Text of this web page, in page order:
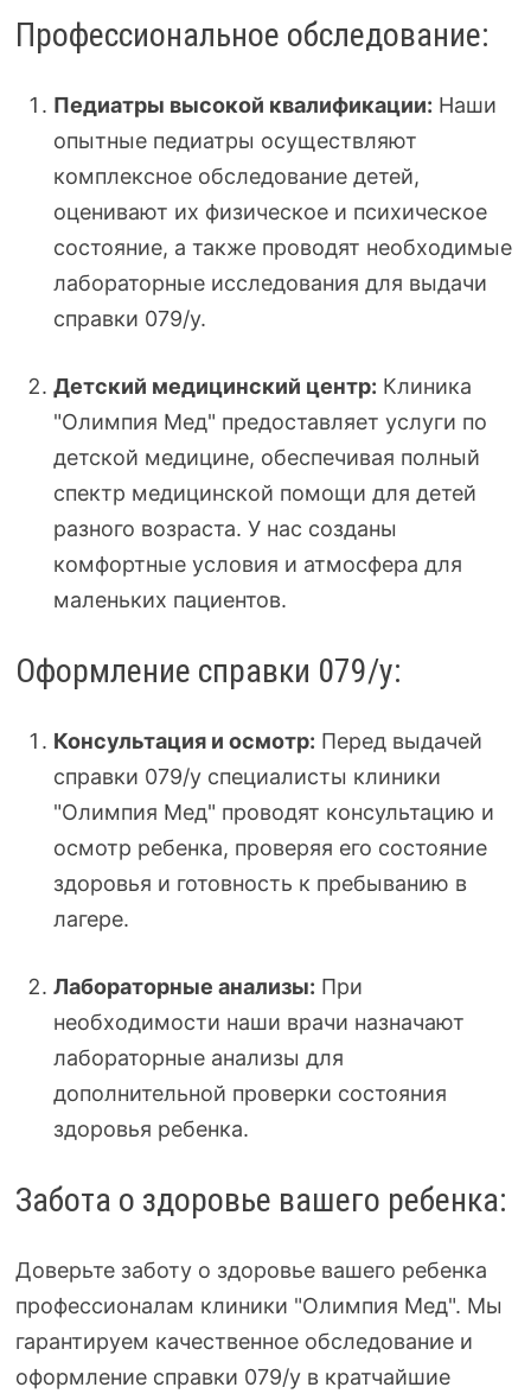
Профессиональное обследование:
Педиатры высокой квалификации: Наши
опытные педиатры осуществляют
комплексное обследование детей,
оценивают их физическое и психическое
состояние, а также проводят необходимые
лабораторные исследования для выдачи
справки 079/у.
Детский медицинский центр: Клиника
"Олимпия Мед" предоставляет услуги по
детской медицине, обеспечивая полный
спектр медицинской помощи для детей
разного возраста. У нас созданы
комфортные условия и атмосфера для
маленьких пациентов.
Оформление справки 079/у:
Консультация и осмотр: Перед выдачей
справки 079/у специалисты клиники
"Олимпия Мед" проводят консультацию и
осмотр ребенка, проверяя его состояние
здоровья и готовность к пребыванию в
лагере.
Лабораторные анализы: При
необходимости наши врачи назначают
лабораторные анализы для
дополнительной проверки состояния
здоровья ребенка.
Забота о здоровье вашего ребенка:
Доверьте заботу о здоровье вашего ребенка
профессионалам клиники "Олимпия Мед". Мы
гарантируем качественное обследование и
оформление справки 079/у в кратчайшие